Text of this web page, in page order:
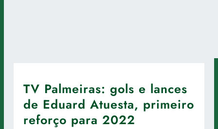
TV Palmeiras: gols e lances
de Eduard Atuesta, primeiro
reforço para 2022